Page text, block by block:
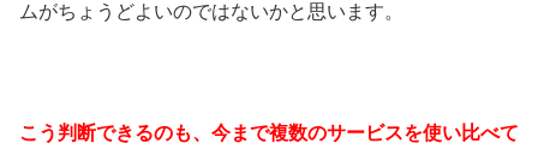
ムがちょうどよいのではないかと思います。
こう判断できるのも、今まで複数のサービスを使い比べて